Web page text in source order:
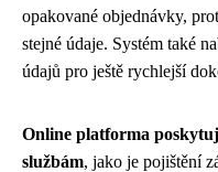
opakované objednávky,
stejné údaje. Systém také
údajů pro ještě rychlejší
Online platforma
službám, jako je pojištění